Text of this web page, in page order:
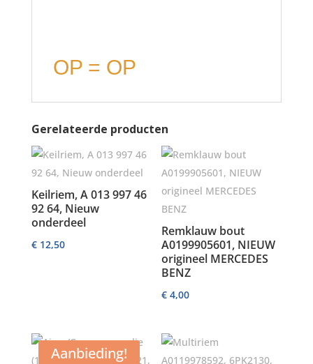
OP = OP
Gerelateerde producten
Keilriem, A 013 997 46
92 64, Nieuw
onderdeel
€12,50
Remklauw bout
A0199905601, NIEUW
origineel MERCEDES
BENZ
€ 4,00
Aanbieding!